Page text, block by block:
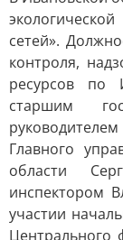
сетей».
контроля,
ресурсов по
старшим
Главного
области
инспектором
участии
Центрального